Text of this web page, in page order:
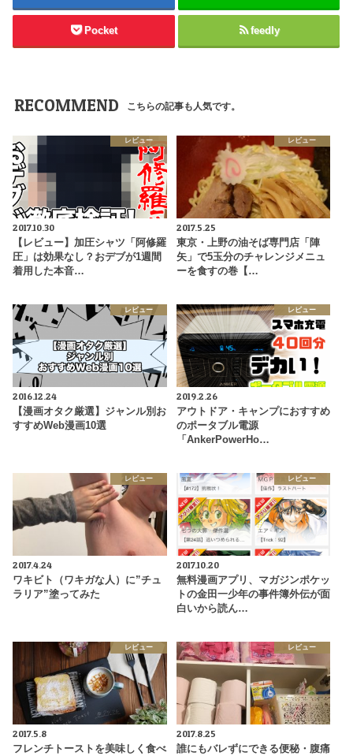
Pocket feedly
RECOMMEND こちらの記事も人気です。
レビュー
2017.10.30
【レビュー】加圧シャツ「阿修羅
圧」は効果なし？おデブが1週間
着用した本音…
レビュー
2017.5.25
東京・上野の油そば専門店「陣
矢」で5玉分のチャレンジメニュ
ーを食すの巻【…
レビュー
2016.12.24
【漫画オタク厳選】ジャンル別お
すすめWeb漫画10選
レビュー
2019.2.26
アウトドア・キャンプにおすすめ
のポータブル電源
「AnkerPowerHo…
レビュー
2017.4.24
ワキビト（ワキガな人）に”チュ
ラリア”塗ってみた
レビュー
2017.10.20
無料漫画アプリ、マガジンポケッ
トの金田一少年の事件簿外伝が面
白いから読ん…
レビュー
2017.5.8
フレンチトーストを美味しく食べ
レビュー
2017.8.25
誰にもバレずにできる便秘・腹痛